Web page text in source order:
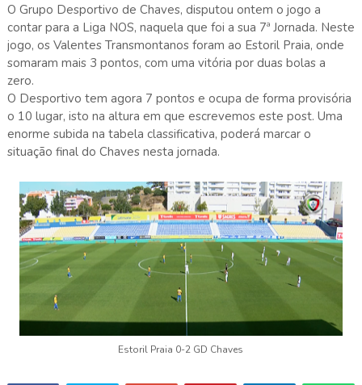
O Grupo Desportivo de Chaves, disputou ontem o jogo a
contar para a Liga NOS, naquela que foi a sua 7ª Jornada. Neste
jogo, os Valentes Transmontanos foram ao Estoril Praia, onde
somaram mais 3 pontos, com uma vitória por duas bolas a
zero.
O Desportivo tem agora 7 pontos e ocupa de forma provisória
o 10 lugar, isto na altura em que escrevemos este post. Uma
enorme subida na tabela classificativa, poderá marcar o
situação final do Chaves nesta jornada.
Estoril Praia 0-2 GD Chaves